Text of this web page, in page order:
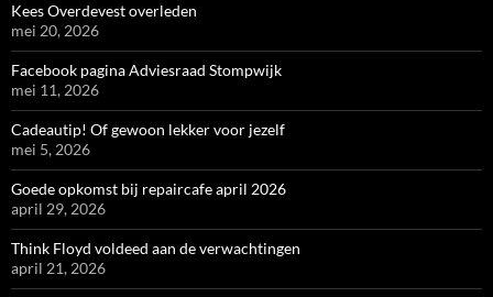
Kees Overdevest overleden
mei 20, 2026
Facebook pagina Adviesraad Stompwijk
mei 11, 2026
Cadeautip! Of gewoon lekker voor jezelf
mei 5, 2026
Goede opkomst bij repaircafe april 2026
april 29, 2026
Think Floyd voldeed aan de verwachtingen
april 21, 2026